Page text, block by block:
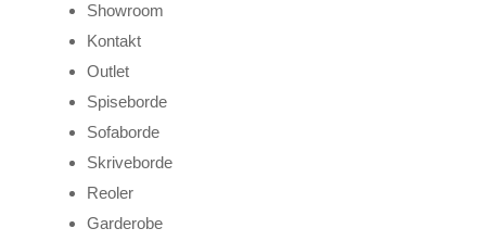
Showroom
Kontakt
Outlet
Spiseborde
Sofaborde
Skriveborde
Reoler
Garderobe